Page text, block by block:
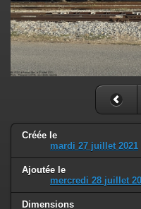
Créée le
mardi 27 juillet 2021
Ajoutée le
mercredi 28 juillet
Dimensions